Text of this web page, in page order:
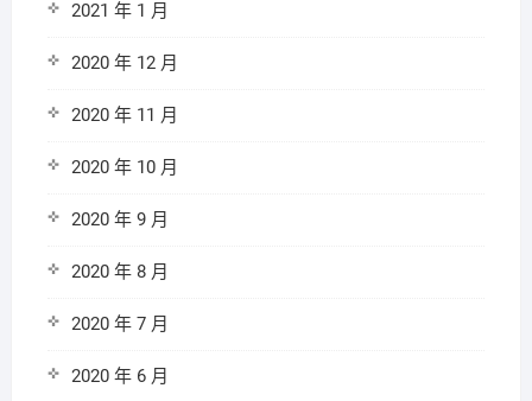
2021 年 1 月
2020 年 12 月
2020 年 11 月
2020 年 10 月
2020 年 9 月
2020 年 8 月
2020 年 7 月
2020 年 6 月